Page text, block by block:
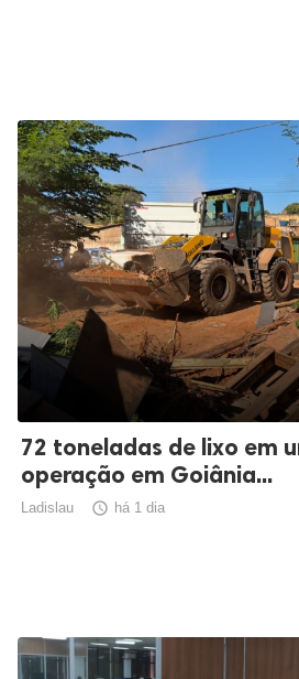
72 toneladas de lixo em
operação em Goiânia...
Ladislau  há 1 dia